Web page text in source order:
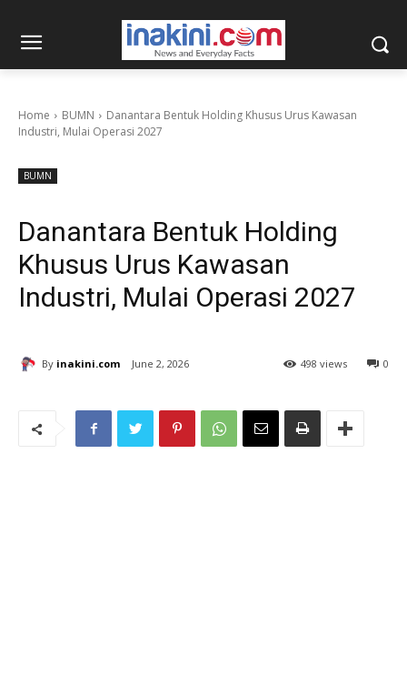
Home BUMN
Danantara Bentuk Holding Khusus Urus Kawasan
Industri, Mulai Operasi 2027
BUMN
Danantara Bentuk Holding
Khusus Urus Kawasan
Industri, Mulai Operasi 2027
By inakini.com June 2, 2026 0
498 views